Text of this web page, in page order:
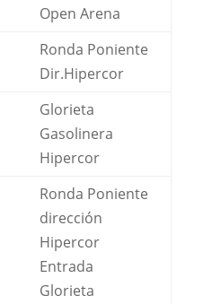
Open Arena
Ronda Poniente
Dir.Hipercor
Glorieta
Gasolinera
Hipercor
Ronda Poniente
dirección
Hipercor
Entrada
Glorieta